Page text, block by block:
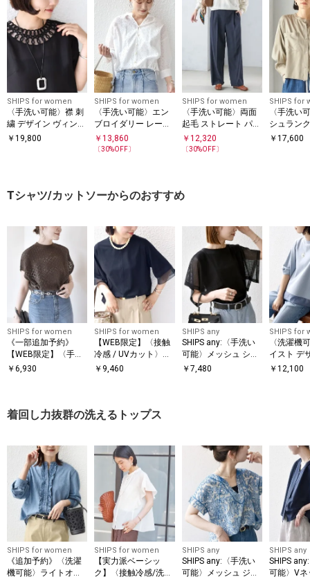
SHIPS for women
〈手洗い可能〉襟 刺
繍 デザイン ヴィンテ
ージ スパン ブラウス
￥ 19,800
SHIPS for women
〈手洗い可能〉エン
ブロイダリー レース
裾 ドロスト ブラウス
￥13,860
〔30%OFF〕
SHIPS for women
〈手洗い可能〉両面
起毛 ストレート パン
ツ
￥ 12,320
〔30%OFF〕
SHIPS for
〈手洗い
シュラン
ョート シ
￥17,600
Tシャツ/カットソーからのおすすめ
SHIPS for women
《一部追加予約》
【WEB限定】〈手洗
い可能〉アイレット
￥ 6,930
SHIPS for women
【WEB限定】〈接触
冷感 / UVカット〉シ
アー オーガンジー コ
￥ 9,460
SHIPS any
SHIPS any:〈手洗い
可能〉メッシュ シア
ー ハンカチ スリーブ
￥ 7,480
SHIPS for
〈洗濯機
イスト デ
ー ドッキ
￥12,100
着回し力抜群の洗えるトップス
SHIPS for women
《追加予約》〈洗濯
機可能〉ライトオン
SHIPS for women
【実力派ベーシッ
ク】〈接触冷感/洗濯
SHIPS any
SHIPS any:〈手洗い
可能〉メッシュ ジャ
SHIPS any
SHIPS
可能〉V